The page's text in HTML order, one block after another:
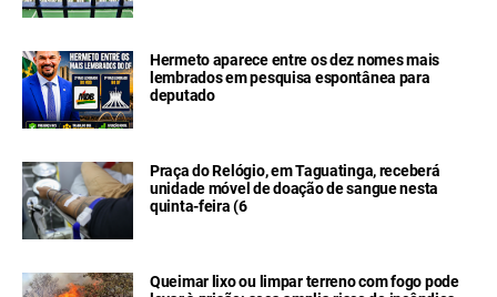
Hermeto aparece entre os dez nomes mais
lembrados em pesquisa espontânea para
deputado
Praça do Relógio, em Taguatinga, receberá
unidade móvel de doação de sangue nesta
quinta-feira (6
Queimar lixo ou limpar terreno com fogo pode